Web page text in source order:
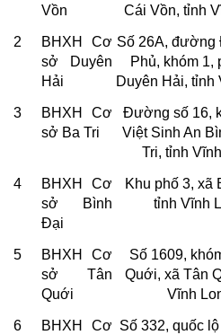
Vồn
Cái Vồn, tỉnh
2
BHXH Cơ
sở Duyên
Hải
Số 26A, đường
Phủ, khóm 1,
Duyên Hải, tỉnh
3
BHXH Cơ
sở Ba Tri
Đường số 16,
Việt Sinh An
Tri, tỉnh
4
BHXH Cơ
sở Bình
Đại
Khu phố 3, xã
tỉnh Vĩnh
5
BHXH Cơ
sở Tân
Quới
Số 1609,
Quới, xã Tân
Vĩnh
6
BHXH Cơ Số 332, quốc